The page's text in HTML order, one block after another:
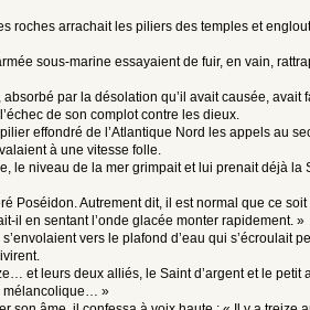
roches arrachait les piliers des temples et
sous-marine essayaient de fuir, en vain,
absorbé par la désolation qu’il avait causée, avait
de son complot contre les dieux.
effondré de l’Atlantique Nord les appels au
à une vitesse folle.
le niveau de la mer grimpait et lui prenait déjà la
Poséidon. Autrement dit, il est normal que ce
il en sentant l’onde glacée monter rapidement. »
vers le plafond d’eau qui s’écroulait
et leurs deux alliés, le Saint d’argent et le petit
mélancolique… »